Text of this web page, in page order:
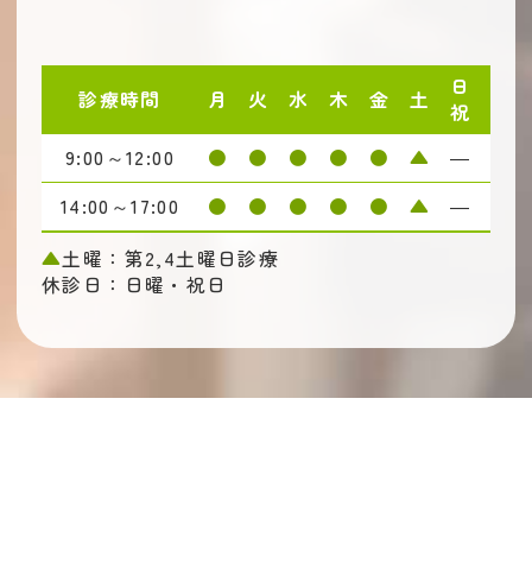
▲土曜：第2,4土曜日診療
休診日：日曜・祝日
診療時間 月 火 水 木 金 土
日
祝
9:00～12:00
● ● ● ● ● ▲
―
14:00～17:00
● ● ● ● ● ▲ ―